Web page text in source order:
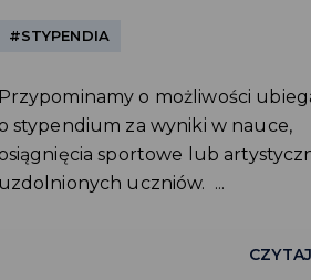
#STYPENDIA
o możliwości
stypendium za wyniki w nauce,
sportowe lub
uczniów. ...